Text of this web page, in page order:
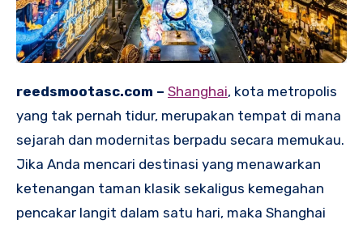
reedsmootasc.com – Shanghai, kota metropolis
yang tak pernah tidur, merupakan tempat di mana
sejarah dan modernitas berpadu secara memukau.
Jika Anda mencari destinasi yang menawarkan
ketenangan taman klasik sekaligus kemegahan
pencakar langit dalam satu hari, maka Shanghai